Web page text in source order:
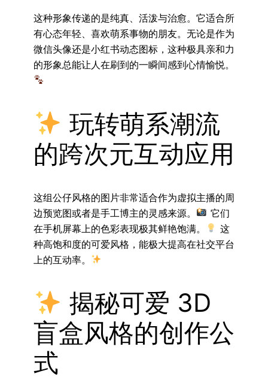
这种形象传递的是纯真、活泼与治愈。它适合所
有心态年轻、喜欢萌系事物的朋友。无论是作为
微信头像还是小红书动态图标，这种极具亲和力
的形象总能让人在刷到的一瞬间感到心情愉悦。
玩转萌系潮流
的跨次元互动应用
这组公仔风格的图片非常适合作为虚拟主播的周
边预览图或者是手工博主的灵感来源。
它们
在手机屏幕上的色彩表现极其鲜艳饱满。
这
种高饱和度的可爱风格，能极大提高在社交平台
上的互动率。
揭秘可爱 3D
盲盒风格的创作公
式